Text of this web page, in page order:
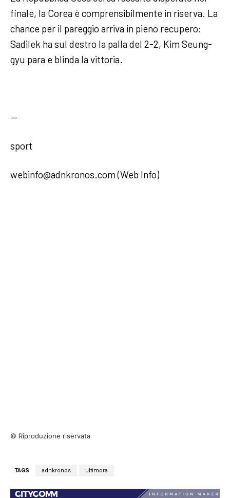
finale, la Corea è comprensibilmente in riserva. La
chance per il pareggio arriva in pieno recupero:
Sadilek ha sul destro la palla del 2-2, Kim Seung-
gyu para e blinda la vittoria.
—
sport
webinfo@adnkronos.com (Web Info)
© Riproduzione riservata
TAGS adnkronos ultimora